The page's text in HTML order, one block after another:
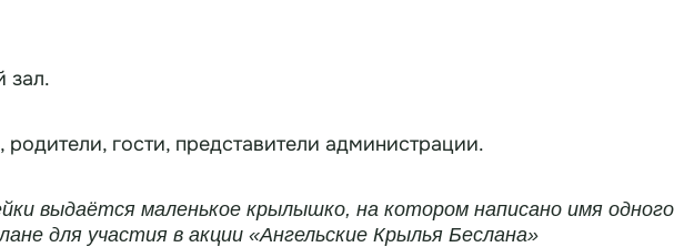
зал.
гости, представители администрации.
выдаётся маленькое крылышко, на котором написано имя
для участия в акции «Ангельские Крылья Беслана»